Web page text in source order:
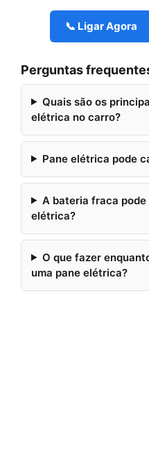
📞 Ligar Agora
Perguntas
Quais são os
elétrica no carro?
Pane elétrica pode
A bateria fraca
elétrica?
O que fazer
uma pane elétrica?